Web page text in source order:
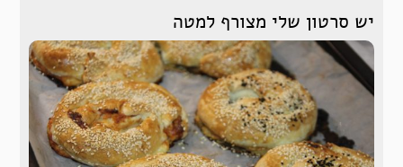
יש סרטון שלי מצורף למטה